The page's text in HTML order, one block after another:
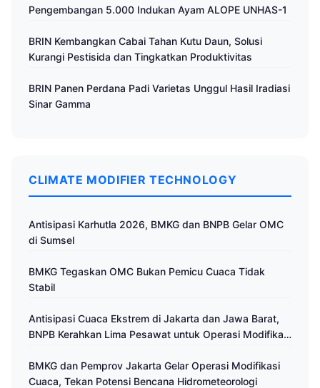
Pengembangan 5.000 Indukan Ayam ALOPE UNHAS-1
BRIN Kembangkan Cabai Tahan Kutu Daun, Solusi
Kurangi Pestisida dan Tingkatkan Produktivitas
BRIN Panen Perdana Padi Varietas Unggul Hasil Iradiasi
Sinar Gamma
CLIMATE MODIFIER TECHNOLOGY
Antisipasi Karhutla 2026, BMKG dan BNPB Gelar OMC
di Sumsel
BMKG Tegaskan OMC Bukan Pemicu Cuaca Tidak
Stabil
Antisipasi Cuaca Ekstrem di Jakarta dan Jawa Barat,
BNPB Kerahkan Lima Pesawat untuk Operasi Modifikasi
BMKG dan Pemprov Jakarta Gelar Operasi Modifikasi
Cuaca, Tekan Potensi Bencana Hidrometeorologi